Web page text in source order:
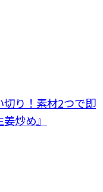
り！素材2つで即
炒め』